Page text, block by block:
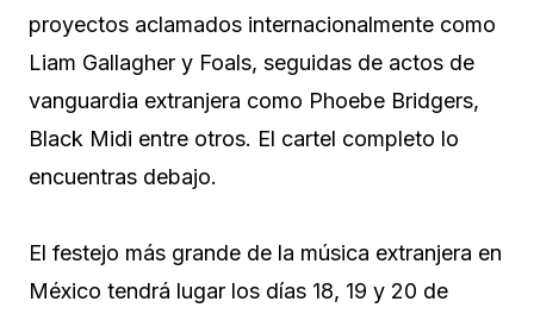
proyectos aclamados internacionalmente como
Liam Gallagher y Foals, seguidas de actos de
vanguardia extranjera como Phoebe Bridgers,
Black Midi entre otros. El cartel completo lo
encuentras debajo.
El festejo más grande de la música extranjera en
México tendrá lugar los días 18, 19 y 20 de